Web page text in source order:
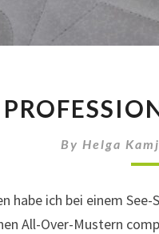
ByHelga
habe ich bei einem
All-Over-Mustern